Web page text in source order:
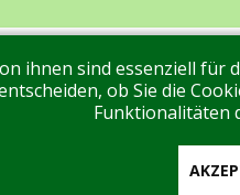
Kontakt Tags
ihnen sind essenziell
ob Sie die
Funktionalitäten